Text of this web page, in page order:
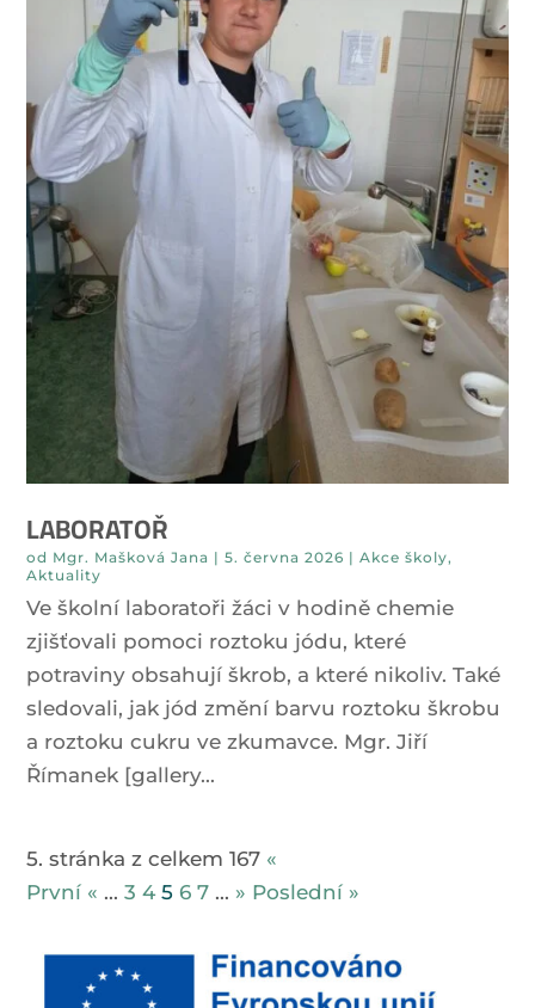
LABORATOŘ
od Mgr. Mašková Jana | 5. června 2026 | Akce školy,
Aktuality
Ve školní laboratoři žáci v hodině chemie
zjišťovali pomoci roztoku jódu, které
potraviny obsahují škrob, a které nikoliv. Také
sledovali, jak jód změní barvu roztoku škrobu
a roztoku cukru ve zkumavce. Mgr. Jiří
Římanek [gallery...
5. stránka z celkem 167 «
První « ... 3 4 5 6 7 ... » Poslední »